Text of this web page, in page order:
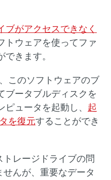
ブがアクセスできなく
トウェアを使ってファ
きます。
このソフトウェアのブ
ブータブルディスクを
ュータを起動し、 起
を復元することができ
レージドライブの問
んが、重要なデータ